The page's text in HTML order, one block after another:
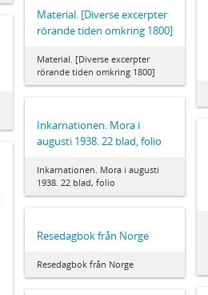
Material. [Diverse excerpter
rörande tiden omkring 1800]
Material. [Diverse excerpter
rörande tiden omkring 1800]
Inkarnationen. Mora i
augusti 1938. 22 blad, folio
Inkarnationen. Mora i augusti
1938. 22 blad, folio
Resedagbok från Norge
Resedagbok från Norge